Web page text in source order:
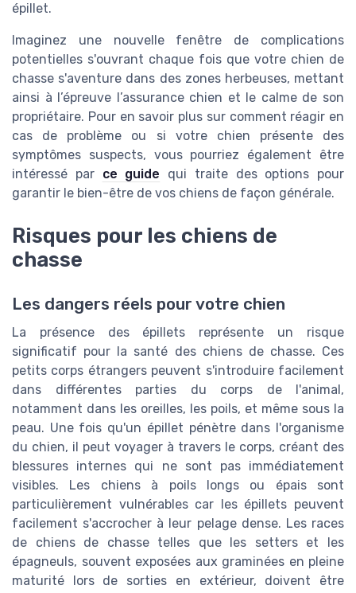
épillet.
Imaginez une nouvelle fenêtre de complications
potentielles s'ouvrant chaque fois que votre chien de
chasse s'aventure dans des zones herbeuses, mettant
ainsi à l’épreuve l’assurance chien et le calme de son
propriétaire. Pour en savoir plus sur comment réagir en
cas de problème ou si votre chien présente des
symptômes suspects, vous pourriez également être
intéressé par ce guide qui traite des options pour
garantir le bien-être de vos chiens de façon générale.
Risques pour les chiens de
chasse
Les dangers réels pour votre chien
La présence des épillets représente un risque
significatif pour la santé des chiens de chasse. Ces
petits corps étrangers peuvent s'introduire facilement
dans différentes parties du corps de l'animal,
notamment dans les oreilles, les poils, et même sous la
peau. Une fois qu'un épillet pénètre dans l'organisme
du chien, il peut voyager à travers le corps, créant des
blessures internes qui ne sont pas immédiatement
visibles. Les chiens à poils longs ou épais sont
particulièrement vulnérables car les épillets peuvent
facilement s'accrocher à leur pelage dense. Les races
de chiens de chasse telles que les setters et les
épagneuls, souvent exposées aux graminées en pleine
maturité lors de sorties en extérieur, doivent être